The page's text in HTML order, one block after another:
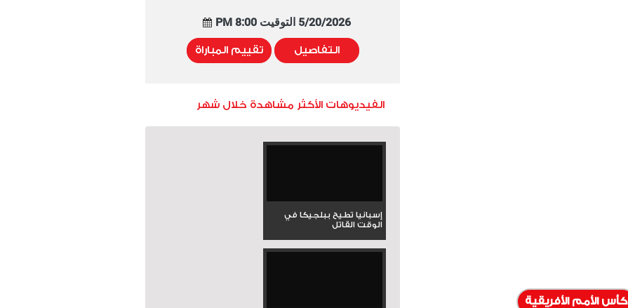
كأس الأمم الأفريقية
5/20/2026 التوقيت 8:00 PM
التفاصيل تقييم المباراة
الفيديوهات الأكثر مشاهدة خلال شهر
إسبانيا تطيح ببلجيكا في
الوقت القاتل